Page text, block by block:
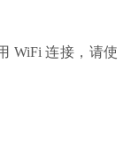
WiFi 连接，请使